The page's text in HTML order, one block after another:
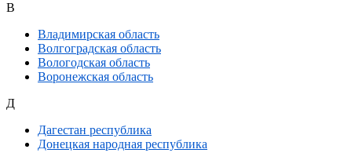
В
Владимирская область
Волгоградская область
Вологодская область
Воронежская область
Д
Дагестан республика
Донецкая народная республика